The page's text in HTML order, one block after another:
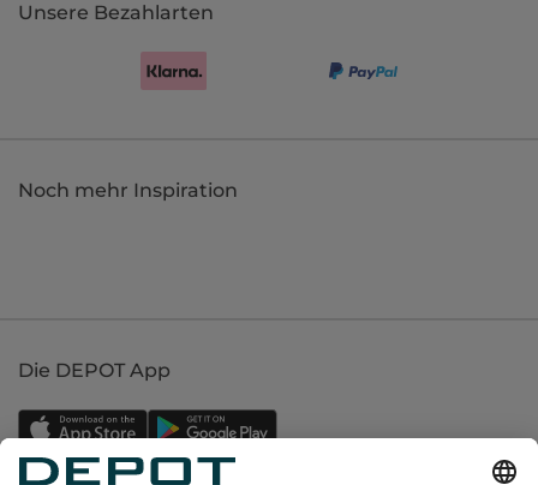
Unsere Bezahlarten
Noch mehr Inspiration
Die DEPOT App